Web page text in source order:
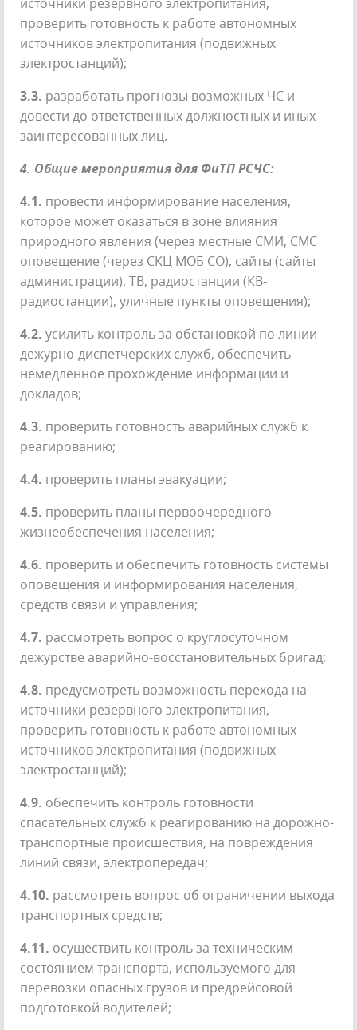
проверить готовность к работе автономных
источников электропитания (подвижных
электростанций);
3.3. разработать прогнозы возможных ЧС и
довести до ответственных должностных и иных
заинтересованных лиц.
4. Общие мероприятия для ФиТП РСЧС:
4.1. провести информирование населения,
которое может оказаться в зоне влияния
природного явления (через местные СМИ, СМС
оповещение (через СКЦ МОБ СО), сайты (сайты
администрации), ТВ, радиостанции (КВ-
радиостанции), уличные пункты оповещения);
4.2. усилить контроль за обстановкой по линии
дежурно-диспетчерских служб, обеспечить
немедленное прохождение информации и
докладов;
4.3. проверить готовность аварийных служб к
реагированию;
4.4. проверить планы эвакуации;
4.5. проверить планы первоочередного
жизнеобеспечения населения;
4.6. проверить и обеспечить готовность системы
оповещения и информирования населения,
средств связи и управления;
4.7. рассмотреть вопрос о круглосуточном
дежурстве аварийно-восстановительных бригад;
4.8. предусмотреть возможность перехода на
источники резервного электропитания,
проверить готовность к работе автономных
источников электропитания (подвижных
электростанций);
4.9. обеспечить контроль готовности
спасательных служб к реагированию на дорожно-
транспортные происшествия, на повреждения
линий связи, электропередач;
4.10. рассмотреть вопрос об ограничении выхода
транспортных средств;
4.11. осуществить контроль за техническим
состоянием транспорта, используемого для
перевозки опасных грузов и предрейсовой
подготовкой водителей;